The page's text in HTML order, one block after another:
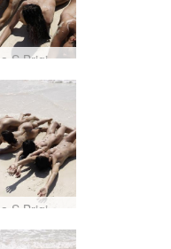
Anna S Brigi Melissa Suzie Suzie Carina mokra i piaszczysta #57
Anna S Brigi Melissa Suzie Suzie Carina mokra i piaszczysta #37